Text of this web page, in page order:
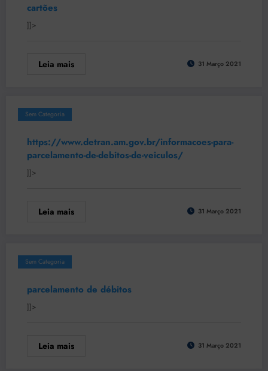
cartões
]]>
Leia mais 31 Março 2021
Sem Categoria
https://www.detran.am.gov.br/informacoes-para-
parcelamento-de-debitos-de-veiculos/
]]>
Leia mais 31 Março 2021
Sem Categoria
parcelamento de débitos
]]>
Leia mais 31 Março 2021